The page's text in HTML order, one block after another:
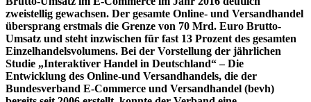
zweistellig gewachsen. Der gesamte Online- und Versandhandel
übersprang erstmals die Grenze von 70 Mrd. Euro Brutto-
Umsatz und steht inzwischen für fast 13 Prozent des gesamten
Einzelhandelsvolumens. Bei der Vorstellung der jährlichen
Studie „Interaktiver Handel in Deutschland“ – Die
Entwicklung des Online-und Versandhandels, die der
Bundesverband E-Commerce und Versandhandel (bevh)